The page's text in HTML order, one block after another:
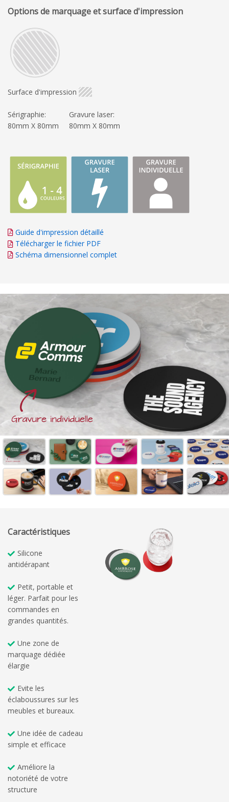
Options de marquage et surface d'impression
Surface d'impression
Sérigraphie:
80mm X 80mm
Gravure laser:
80mm X 80mm
Guide d'impression détaillé
Télécharger le fichier PDF
Schéma dimensionnel complet
Caractéristiques
Silicone
antidérapant
Petit, portable et
léger. Parfait pour les
commandes en
grandes quantités.
Une zone de
marquage dédiée
élargie
Evite les
éclaboussures sur les
meubles et bureaux.
Une idée de cadeau
simple et efficace
Améliore la
notoriété de votre
structure